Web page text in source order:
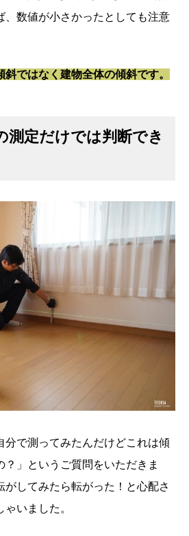
、数値が小さかったとしても注意
ではなく建物全体の傾斜です。
測定だけでは判断でき
分で測ってみたんだけどこれは傾
？」というご質問をいただきま
がしてみたら転がった！と心配さ
いました。